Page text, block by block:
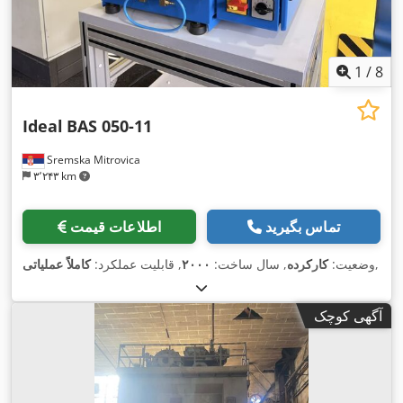
1 /8
Sremska Mitrovica
۳٬۲۴۳ km
Ideal BAS 050-11
اطلاعات قیمت تماس بگیرید
وضعیت:کارکرده, سال ساخت: ۲۰۰۰, قابلیت عملکرد:کاملاً عملیاتی ,
آگهی کوچک